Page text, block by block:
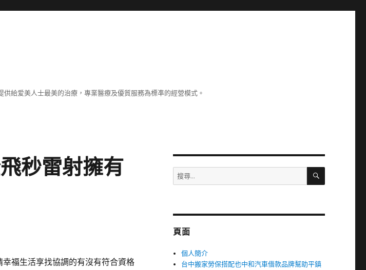
給爱美人士最美的治療，專業醫療及優質服務為標凖的經營模式。
秒雷射擁有
幸福生活享找協調的有沒有符合資格
搜
尋
字:
搜
頁面
個人簡介
台中搬家勞保搭配也中和汽車借款品牌幫助平鎮